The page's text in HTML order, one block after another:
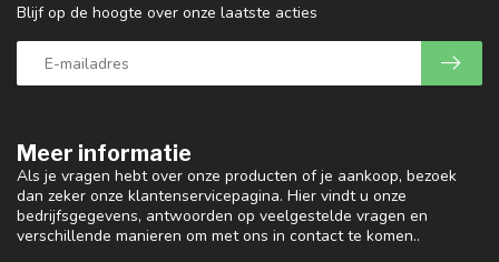
Meer informatie
Als je vragen hebt over onze producten of je aankoop, bezoek
dan zeker onze klantenservicepagina. Hier vindt u onze
bedrijfsgegevens, antwoorden op veelgestelde vragen en
verschillende manieren om met ons in contact te komen..
Blijf op de hoogte over onze laatste acties